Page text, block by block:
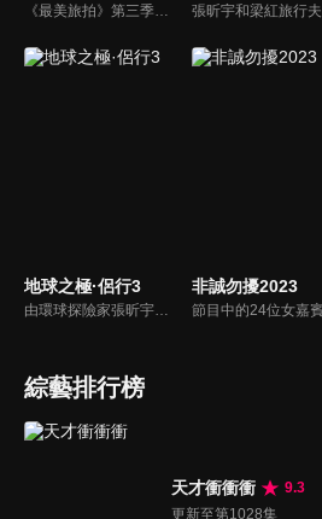
《最美旅拍》第三季節目在第一、二季基礎上做了內容升級。藝人與福建當地理想生活家將有更深入的聯繫和互動，二者在共處中完成理想生活的講述。同時，兩位藝人將在本季節目中自制10期遊玩攻略，攻略更具實用性、可複製性，觀眾們可參照這些旅遊攻略，自助遊玩福建多地。
地球之極·侶行3
由環球探險家張昕宇、梁紅「侶行夫婦」攜手，前往最高、最寒冷、最炎熱、最神秘等「地球之極」，走遍地球極致之地，見證人類偉大生存。這一段極地之旅，用真實的鏡頭語言，去記錄和講述了極端環境下人類的生存故事，有的是故土難離，有的不停挑戰著生存極限，無一不閃爍著充滿智慧的生活之光。
非誠勿擾2023
綜藝排行榜
天才衝衝衝
9.3
更新至第1028集